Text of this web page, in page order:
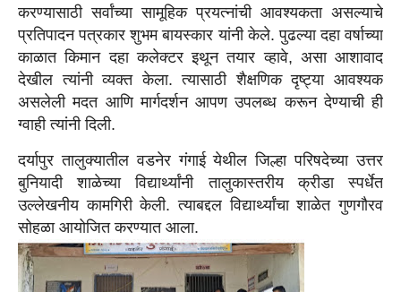
करण्यासाठी सर्वांच्या सामूहिक प्रयत्नांची आवश्यकता असल्याचे
प्रतिपादन पत्रकार शुभम बायस्कार यांनी केले. पुढल्या दहा वर्षाच्या
काळात किमान दहा कलेक्टर इथून तयार व्हावे, असा आशावाद
देखील त्यांनी व्यक्त केला. त्यासाठी शैक्षणिक दृष्ट्या आवश्यक
असलेली मदत आणि मार्गदर्शन आपण उपलब्ध करून देण्याची ही
ग्वाही त्यांनी दिली.
दर्यापुर तालुक्यातील वडनेर गंगाई येथील जिल्हा परिषदेच्या उत्तर
बुनियादी शाळेच्या विद्यार्थ्यांनी तालुकास्तरीय क्रीडा स्पर्धेत
उल्लेखनीय कामगिरी केली. त्याबद्दल विद्यार्थ्यांचा शाळेत गुणगौरव
सोहळा आयोजित करण्यात आला.